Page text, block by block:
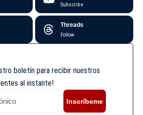
Subscribe
Threads
Follow
boletín para recibir nuestros
al instante!
Inscríbeme